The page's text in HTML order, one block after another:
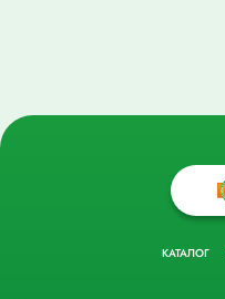
КАТАЛОГ